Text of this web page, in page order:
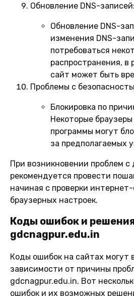
Обновление DNS-записей:
Обновление DNS-
изменения DNS-
потребоваться
распространения, в
сайт может быть
Проблемы с
Блокировка по
Некоторые
программы могут
за предполагаемых
При возникновении проблем с
рекомендуется провести
начиная с проверки
браузерных настроек.
Коды ошибок и
gdcnagpur.edu.in
Коды ошибок на сайтах могут
зависимости от причины
gdcnagpur.edu.in. Вот
ошибок и их возможных